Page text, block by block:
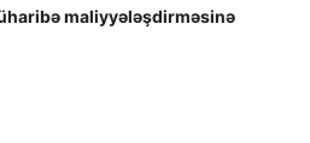
maliyyələşdirməsinə